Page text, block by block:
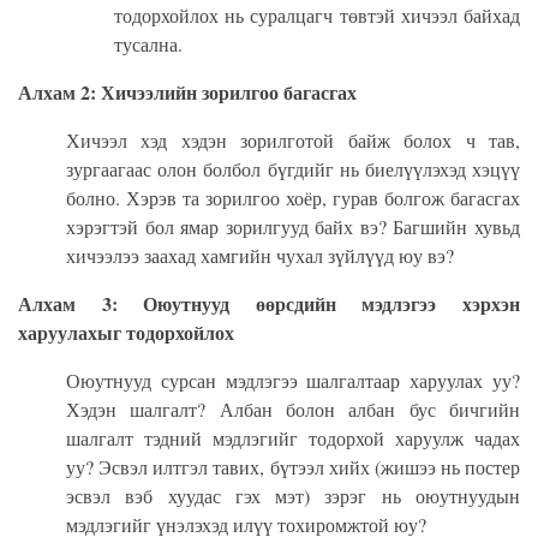
тодорхойлох ньсуралцагч төвтэй хичээл байхад
тусална.
Алхам 2: Хичээлийн зорилгоо багасгах
Хичээл хэд хэдэн зорилготой байж болох ч тав,
зургаагаас олонболбол бүгдийг нь биелүүлэхэд хэцүү
болно. Хэрэв та зорилгоо хоёр, гурав болгож багасгах
хэрэгтэй бол ямар зорилгууд байх вэ? Багшийн хувьд
хичээлээ заахад хамгийн чухал зүйлүүд юу вэ?
Алхам 3: Оюутнууд өөрсдийн мэдлэгээ хэрхэн
харуулахыг тодорхойлох
Оюутнууд сурсан мэдлэгээ шалгалтаар харуулах уу?
Хэдэн шалгалт? Албан болон албан бус бичгийн
шалгалт тэдний мэдлэгийг тодорхой харуулж чадах
уу? Эсвэл илтгэл тавих, бүтээл хийх (жишээ нь постер
эсвэл вэб хуудас гэх мэт) зэрэг нь оюутнуудын
мэдлэгийг үнэлэхэд илүү тохиромжтой юу?